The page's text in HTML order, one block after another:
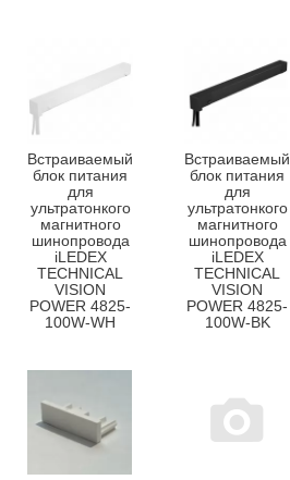
Встраиваемый
блок питания
для
ультратонкого
магнитного
шинопровода
iLEDEX
TECHNICAL
VISION
POWER 4825-
100W-WH
Встраиваемый
блок питания
для
ультратонкого
магнитного
шинопровода
iLEDEX
TECHNICAL
VISION
POWER 4825-
100W-BK